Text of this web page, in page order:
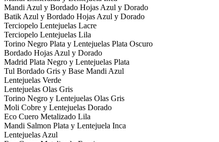
Mandi Azul y Bordado Hojas Azul y Dorado
Batik Azul y Bordado Hojas Azul y Dorado
Terciopelo Lentejuelas Lacre
Terciopelo Lentejuelas Lila
Torino Negro Plata y Lentejuelas Plata Oscuro
Bordado Hojas Azul y Dorado
Madrid Plata Negro y Lentejuelas Plata
Tul Bordado Gris y Base Mandi Azul
Lentejuelas Verde
Lentejuelas Olas Gris
Torino Negro y Lentejuelas Olas Gris
Moli Cobre y Lentejuelas Dorado
Eco Cuero Metalizado Lila
Mandi Salmon Plata y Lentejuela Inca
Lentejuelas Azul